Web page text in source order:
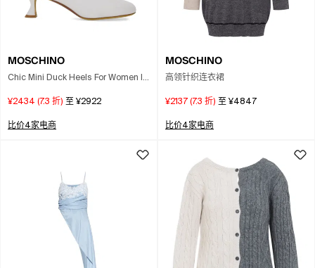
MOSCHINO
Chic Mini Duck Heels For Women In
¥2434 (7.3 折) 至 ¥2922
比价4家电商
MOSCHINO
高领针织连衣裙
¥2137 (7.3 折) 至 ¥4847
比价4家电商